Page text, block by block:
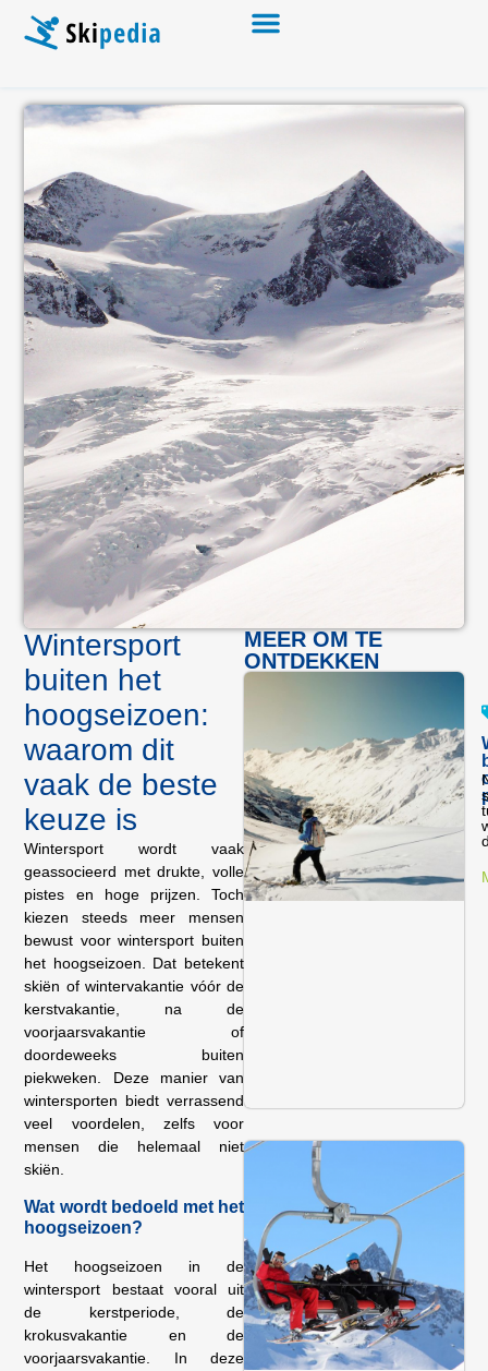
Wintersport
buiten het
hoogseizoen:
waarom dit
vaak de beste
keuze is
Wintersport wordt vaak
geassocieerd met drukte, volle
pistes en hoge prijzen. Toch
kiezen steeds meer mensen
bewust voor wintersport buiten
het hoogseizoen. Dat betekent
skiën of wintervakantie vóór de
kerstvakantie, na de
voorjaarsvakantie of
doordeweeks buiten
piekweken. Deze manier van
wintersporten biedt verrassend
veel voordelen, zelfs voor
mensen die helemaal niet
skiën.
Wat wordt bedoeld met het
hoogseizoen?
Het hoogseizoen in de
wintersport bestaat vooral uit
de kerstperiode, de
krokusvakantie en de
voorjaarsvakantie. In deze
MEER OM TE
ONTDEKKEN